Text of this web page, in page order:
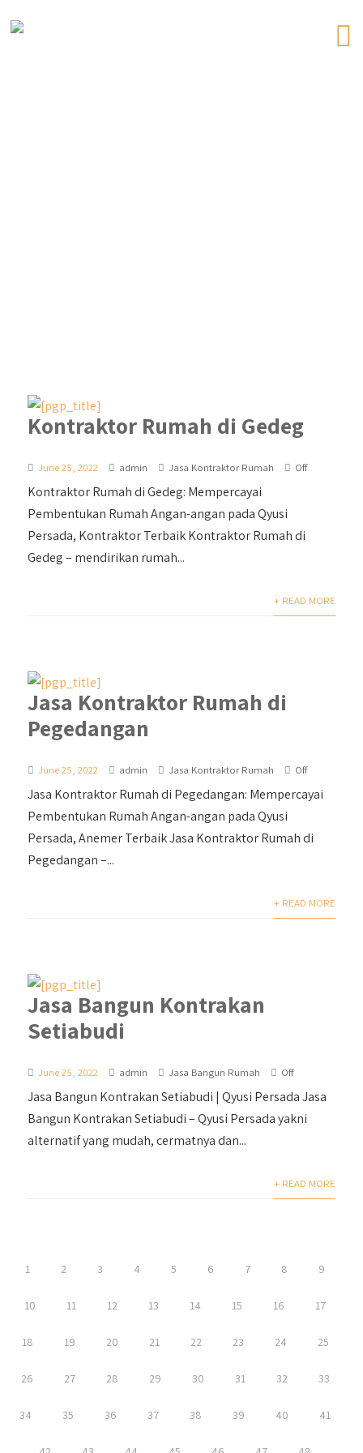
Kontraktor Rumah di Gedeg
June 25, 2022 admin Jasa Kontraktor Rumah Off
Kontraktor Rumah di Gedeg: Mempercayai
Pembentukan Rumah Angan-angan pada Qyusi
Persada, Kontraktor Terbaik Kontraktor Rumah di
Gedeg – mendirikan rumah...
+ READ MORE
Jasa Kontraktor Rumah di
Pegedangan
June 25, 2022 admin Jasa Kontraktor Rumah Off
Jasa Kontraktor Rumah di Pegedangan: Mempercayai
Pembentukan Rumah Angan-angan pada Qyusi
Persada, Anemer Terbaik Jasa Kontraktor Rumah di
Pegedangan –...
+ READ MORE
Jasa Bangun Kontrakan
Setiabudi
June 25, 2022 admin Jasa Bangun Rumah Off
Jasa Bangun Kontrakan Setiabudi | Qyusi Persada Jasa
Bangun Kontrakan Setiabudi – Qyusi Persada yakni
alternatif yang mudah, cermatnya dan...
+ READ MORE
1 2 3 4 5 6 7 8 9
10 11 12 13 14 15 16 17
18 19 20 21 22 23 24 25
26 27 28 29 30 31 32 33
34 35 36 37 38 39 40 41